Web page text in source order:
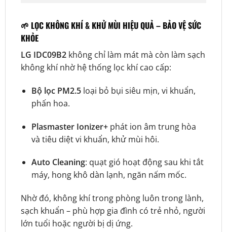
🌱 LỌC KHÔNG KHÍ & KHỬ MÙI HIỆU QUẢ – BẢO VỆ SỨC
KHỎE
LG IDC09B2không chỉ làm mát mà còn làm sạch
không khí nhờ hệ thống lọc khí cao cấp:
Bộ lọc PM2.5loại bỏ bụi siêu mịn, vi khuẩn,
phấn hoa.
Plasmaster Ionizer+phát ion âm trung hòa
và tiêu diệt vi khuẩn, khử mùi hôi.
Auto Cleaning: quạt gió hoạt động sau khi tắt
máy, hong khô dàn lạnh, ngăn nấm mốc.
Nhờ đó, không khí trong phòng luôn trong lành,
sạch khuẩn – phù hợp gia đình có trẻ nhỏ, người
lớn tuổi hoặc người bị dị ứng.